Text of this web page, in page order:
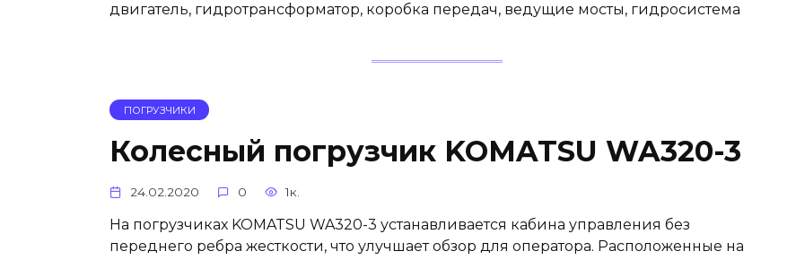
двигатель, гидротрансформатор, коробка передач, ведущие мосты, гидросистема
ПОГРУЗЧИКИ
Колесный погрузчик KOMATSU WA320-3
24.02.2020 0 1к.
На погрузчиках KOMATSU WA320-3 устанавливается кабина управления без
переднего ребра жесткости, что улучшает обзор для оператора. Расположенные на